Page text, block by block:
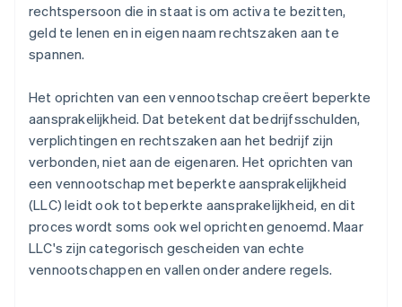
rechtspersoon die in staat is om activa te bezitten,
geld te lenen en in eigen naam rechtszaken aan te
spannen.
Het oprichten van een vennootschap creëert beperkte
aansprakelijkheid. Dat betekent dat bedrijfsschulden,
verplichtingen en rechtszaken aan het bedrijf zijn
verbonden, niet aan de eigenaren. Het oprichten van
een vennootschap met beperkte aansprakelijkheid
(LLC) leidt ook tot beperkte aansprakelijkheid, en dit
proces wordt soms ook wel oprichten genoemd. Maar
LLC's zijn categorisch gescheiden van echte
vennootschappen en vallen onder andere regels.